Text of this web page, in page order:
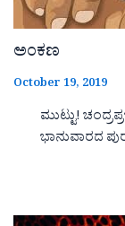
ಅಂಕಣ
October 19, 2019
ಮುಟ್ಟು!
ಭಾನುವಾರದ